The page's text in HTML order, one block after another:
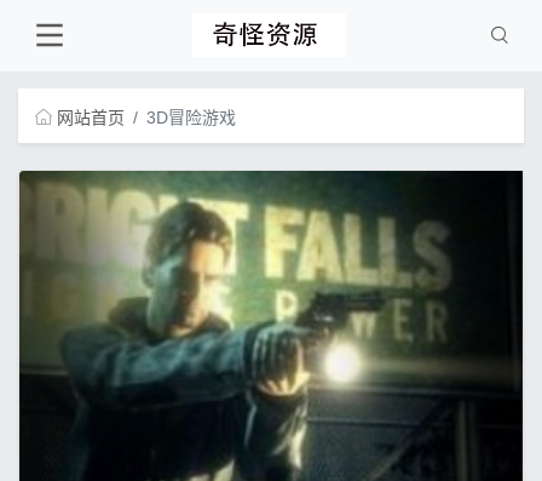
网站首页 3D冒险游戏